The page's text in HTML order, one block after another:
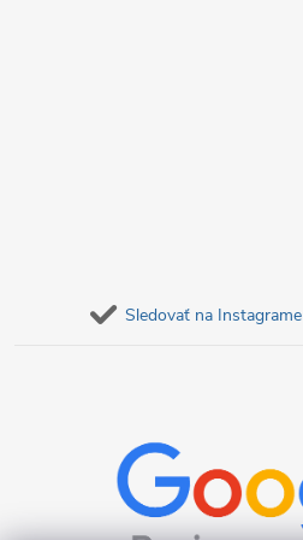
Sledovať na Instagrame